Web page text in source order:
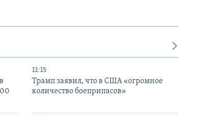
11:15
Трамп заявил, что в США «огромное
количество боеприпасов»